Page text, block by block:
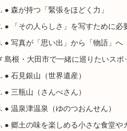
● 森が持つ「緊張をほどく力」
● 「その人らしさ」を写すために必
● 写真が「思い出」から「物語」へ
島根・大田市で一緒に巡りたいスポ
● 石見銀山（世界遺産）
● 三瓶山（さんべさん）
● 温泉津温泉（ゆのつおんせん）
● 郷土の味を楽しめる小さな食堂や